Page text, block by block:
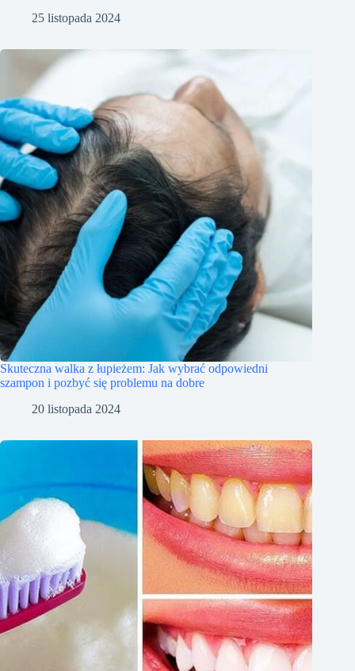
25 listopada 2024
Skuteczna walka z łupieżem: Jak wybrać odpowiedni
szampon i pozbyć się problemu na dobre
20 listopada 2024